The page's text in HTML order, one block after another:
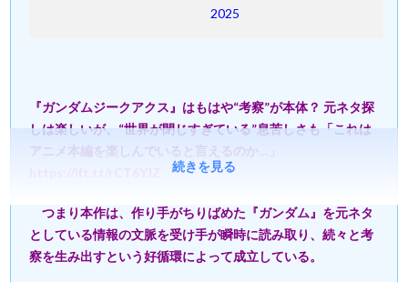
2025
『ガンダムジークアクス』はもはや“考察”が本体？ 元ネタ探
しは楽しいが、“世界が閉じすぎている”息苦しさも「これは
アニメ本編を楽しんでいると言えるのか…」
つまり本作は、作り手がちりばめた『ガンダム』を元ネタ
としている情報の文脈を受け手が瞬時に読み取り、続々と考
察を生み出すという好循環によって成立している。
続きを見る